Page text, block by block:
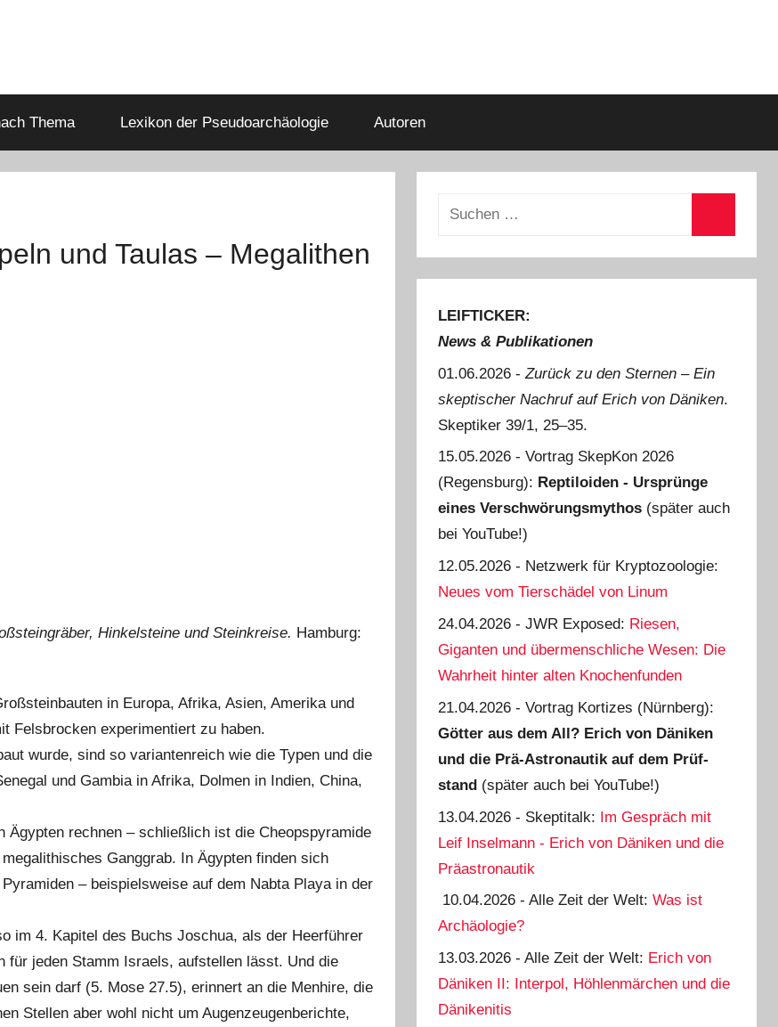
Thema Lexikon der Pseudoarchäologie Autoren
und Taulas – Megalithen
Hinkelsteine und Steinkreise. Hamburg:
in Europa, Afrika, Asien, Amerika und
Felsbrocken experimentiert zu haben.
wurde, sind so variantenreich wie die Typen und die
und Gambia in Afrika, Dolmen in Indien, China,
Ägypten rechnen – schließlich ist die Cheopspyramide
Ganggrab. In Ägypten finden sich
– beispielsweise auf dem Nabta Playa in der
im 4. Kapitel des Buchs Joschua, als der Heerführer
für jeden Stamm Israels, aufstellen lässt. Und die
sein darf (5. Mose 27.5), erinnert an die Menhire, die
Stellen aber wohl nicht um Augenzeugenberichte,
Suchen
LEIFTICKER:
News & Publikationen
01.06.2026 -Zurück zu den Sternen ‒ Ein
skeptischer Nachruf auf Erich von Däniken.
Skeptiker 39/1, 25‒35.
15.05.2026 - Vortrag SkepKon 2026
(Regensburg): Reptiloiden - Ursprünge
eines Verschwörungsmythos (später auch
bei YouTube!)
12.05.2026 - Netzwerk für Kryptozoologie:
Neues vom Tierschädel von Linum
24.04.2026 - JWR Exposed: Riesen,
Giganten und übermenschliche Wesen: Die
Wahrheit hinter alten Knochenfunden
21.04.2026 - Vortrag Kortizes (Nürnberg):
Götter aus dem All? Erich von Däniken
und die Prä-Astro­nautik auf dem Prüf­
stand (später auch bei YouTube!)
13.04.2026 - Skeptitalk: Im Gespräch mit
Leif Inselmann - Erich von Däniken und die
Präastronautik
10.04.2026 - Alle Zeit der Welt:Was ist
Archäologie?
13.03.2026 - Alle Zeit der Welt: Erich von
Däniken II: Interpol, Höhlenmärchen und die
Dänikenitis